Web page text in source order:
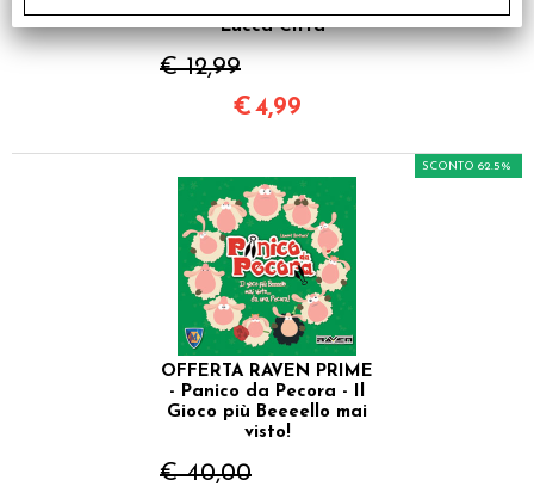
- Lucca Città
€ 12,99
€4,99
OFFERTA RAVEN PRIME
- Panico da Pecora - Il
Gioco più Beeeello mai
visto!
€ 40,00
SCONTO 62.5%